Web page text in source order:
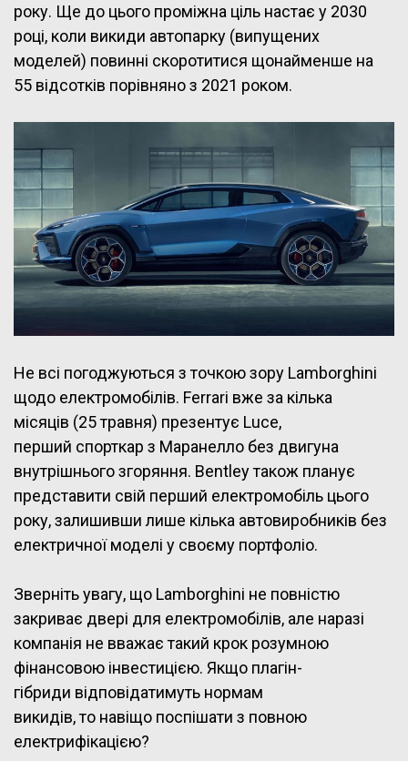
року. Ще до цього проміжна ціль настає у 2030
році, коли викиди автопарку (випущених
моделей) повинні скоротитися щонайменше на
55 відсотків порівняно з 2021 роком.
Не всі погоджуються з точкою зору Lamborghini
щодо електромобілів. Ferrari вже за кілька
місяців (25 травня) презентує Luce,
перший спорткар з Маранелло без двигуна
внутрішнього згоряння. Bentley також планує
представити свій перший електромобіль цього
року, залишивши лише кілька автовиробників без
електричної моделі у своєму портфоліо.
Зверніть увагу, що Lamborghini не повністю
закриває двері для електромобілів, але наразі
компанія не вважає такий крок розумною
фінансовою інвестицією. Якщо плагін-
гібриди відповідатимуть нормам
викидів, то навіщо поспішати з повною
електрифікацією?